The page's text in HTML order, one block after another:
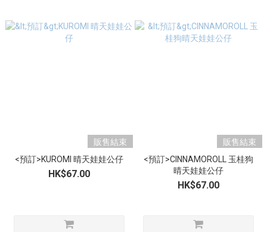
販售結束
<預訂>KUROMI 晴天娃娃公仔
HK$67.00
販售結束
<預訂>CINNAMOROLL 玉桂狗
晴天娃娃公仔
HK$67.00